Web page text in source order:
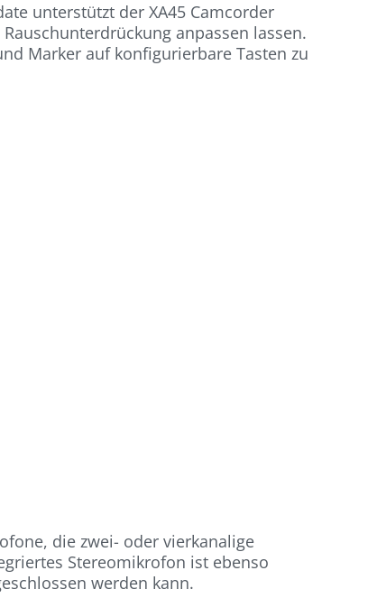
unterstützt der XA45 Camcorder
anpassen lassen.
Marker auf konfigurierbare Tasten zu
die zwei- oder vierkanalige
Stereomikrofon ist ebenso
werden kann.